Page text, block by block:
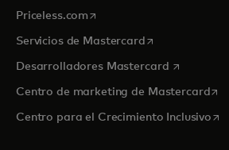
Priceless.com se abre en una pestaña
Servicios de Mastercardse abre en una
Desarrolladores Mastercard se abre
Centro de marketing de Mastercardse
Centro para el Crecimiento Inclusivose